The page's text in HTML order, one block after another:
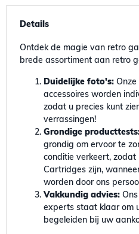
Details
Ontdek de magie van retro
brede assortiment aan retro
Duidelijke foto's:Onze
accessoires worden
zodat u precies kunt
verrassingen!
Grondige
grondig om ervoor te
conditie verkeert, zodat
Cartridges zijn,
worden door ons
Vakkundig advies:Ons
experts staat klaar om
begeleiden bij uw